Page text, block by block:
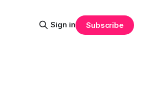
Sign in Subscribe